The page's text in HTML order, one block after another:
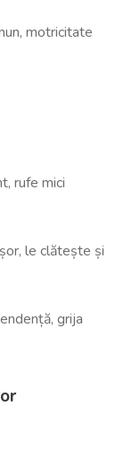
motricitate
rufe mici
le clătește și
grija